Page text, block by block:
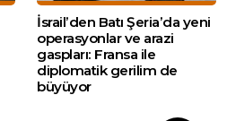
İsrail’den Batı Şeria’da yeni
operasyonlar ve arazi
gaspları: Fransa ile
diplomatik gerilim de
büyüyor